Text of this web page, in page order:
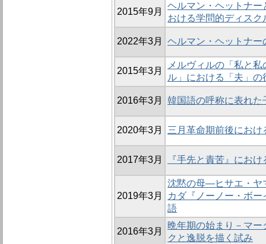
2015年9月
ヘルマン・ヘットナ
おける学問的ディスク
2022年3月 ヘルマン・ヘットナ
2015年3月
メルヴィルの「私と
ル」における「夫」の
2016年3月 韓国語の呼称に表れた
2020年3月 三月革命期前後にお
2017年3月 『手先と責苦』にお
2019年3月
沈黙の母―ヒサエ・ヤ
カダ『ノーノー・ボ
語
2016年3月
晩年期の始まり－マ
クと逸脱を描く試み